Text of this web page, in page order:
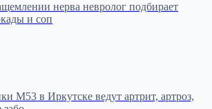
нерва невролог подбирает
и соп
М53 в Иркутске ведут артрит, артроз,